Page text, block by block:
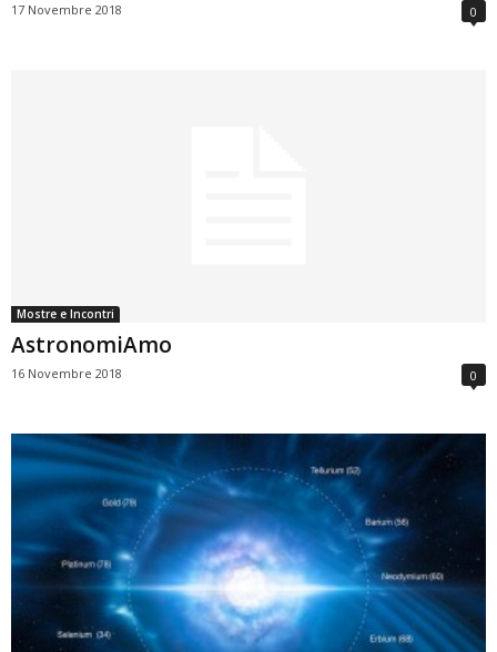
17 Novembre 2018 0
Mostre e Incontri
AstronomiAmo
16 Novembre 2018 0